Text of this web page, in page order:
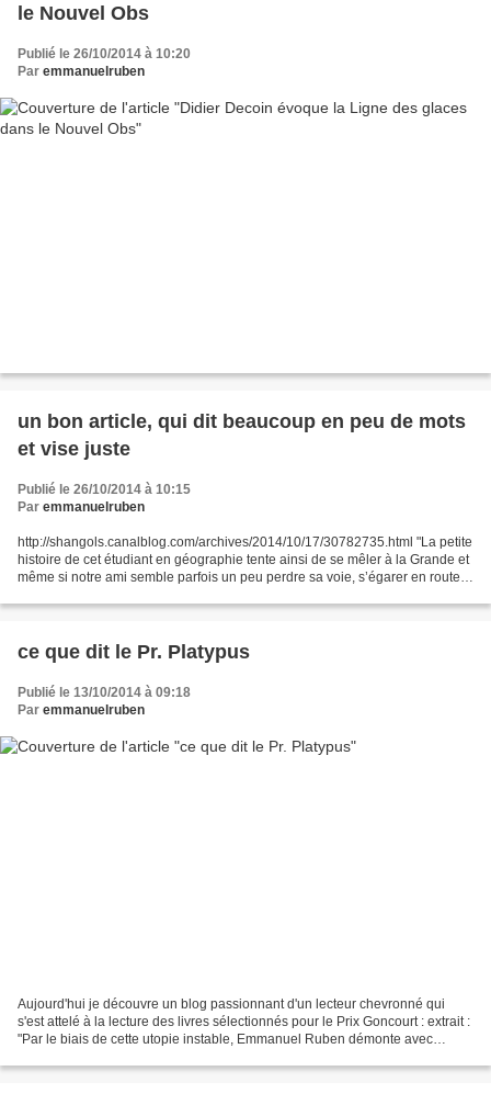
le Nouvel Obs
Publié le 26/10/2014 à 10:20
Par emmanuelruben
un bon article, qui dit beaucoup en peu de mots
et vise juste
Publié le 26/10/2014 à 10:15
Par emmanuelruben
http://shangols.canalblog.com/archives/2014/10/17/30782735.html "La petite
histoire de cet étudiant en géographie tente ainsi de se mêler à la Grande et
même si notre ami semble parfois un peu perdre sa voie, s’égarer en route,
ce que dit le Pr. Platypus
Publié le 13/10/2014 à 09:18
Par emmanuelruben
Aujourd'hui je découvre un blog passionnant d'un lecteur chevronné qui
s'est attelé à la lecture des livres sélectionnés pour le Prix Goncourt : extrait :
"Par le biais de cette utopie instable, Emmanuel Ruben démonte avec